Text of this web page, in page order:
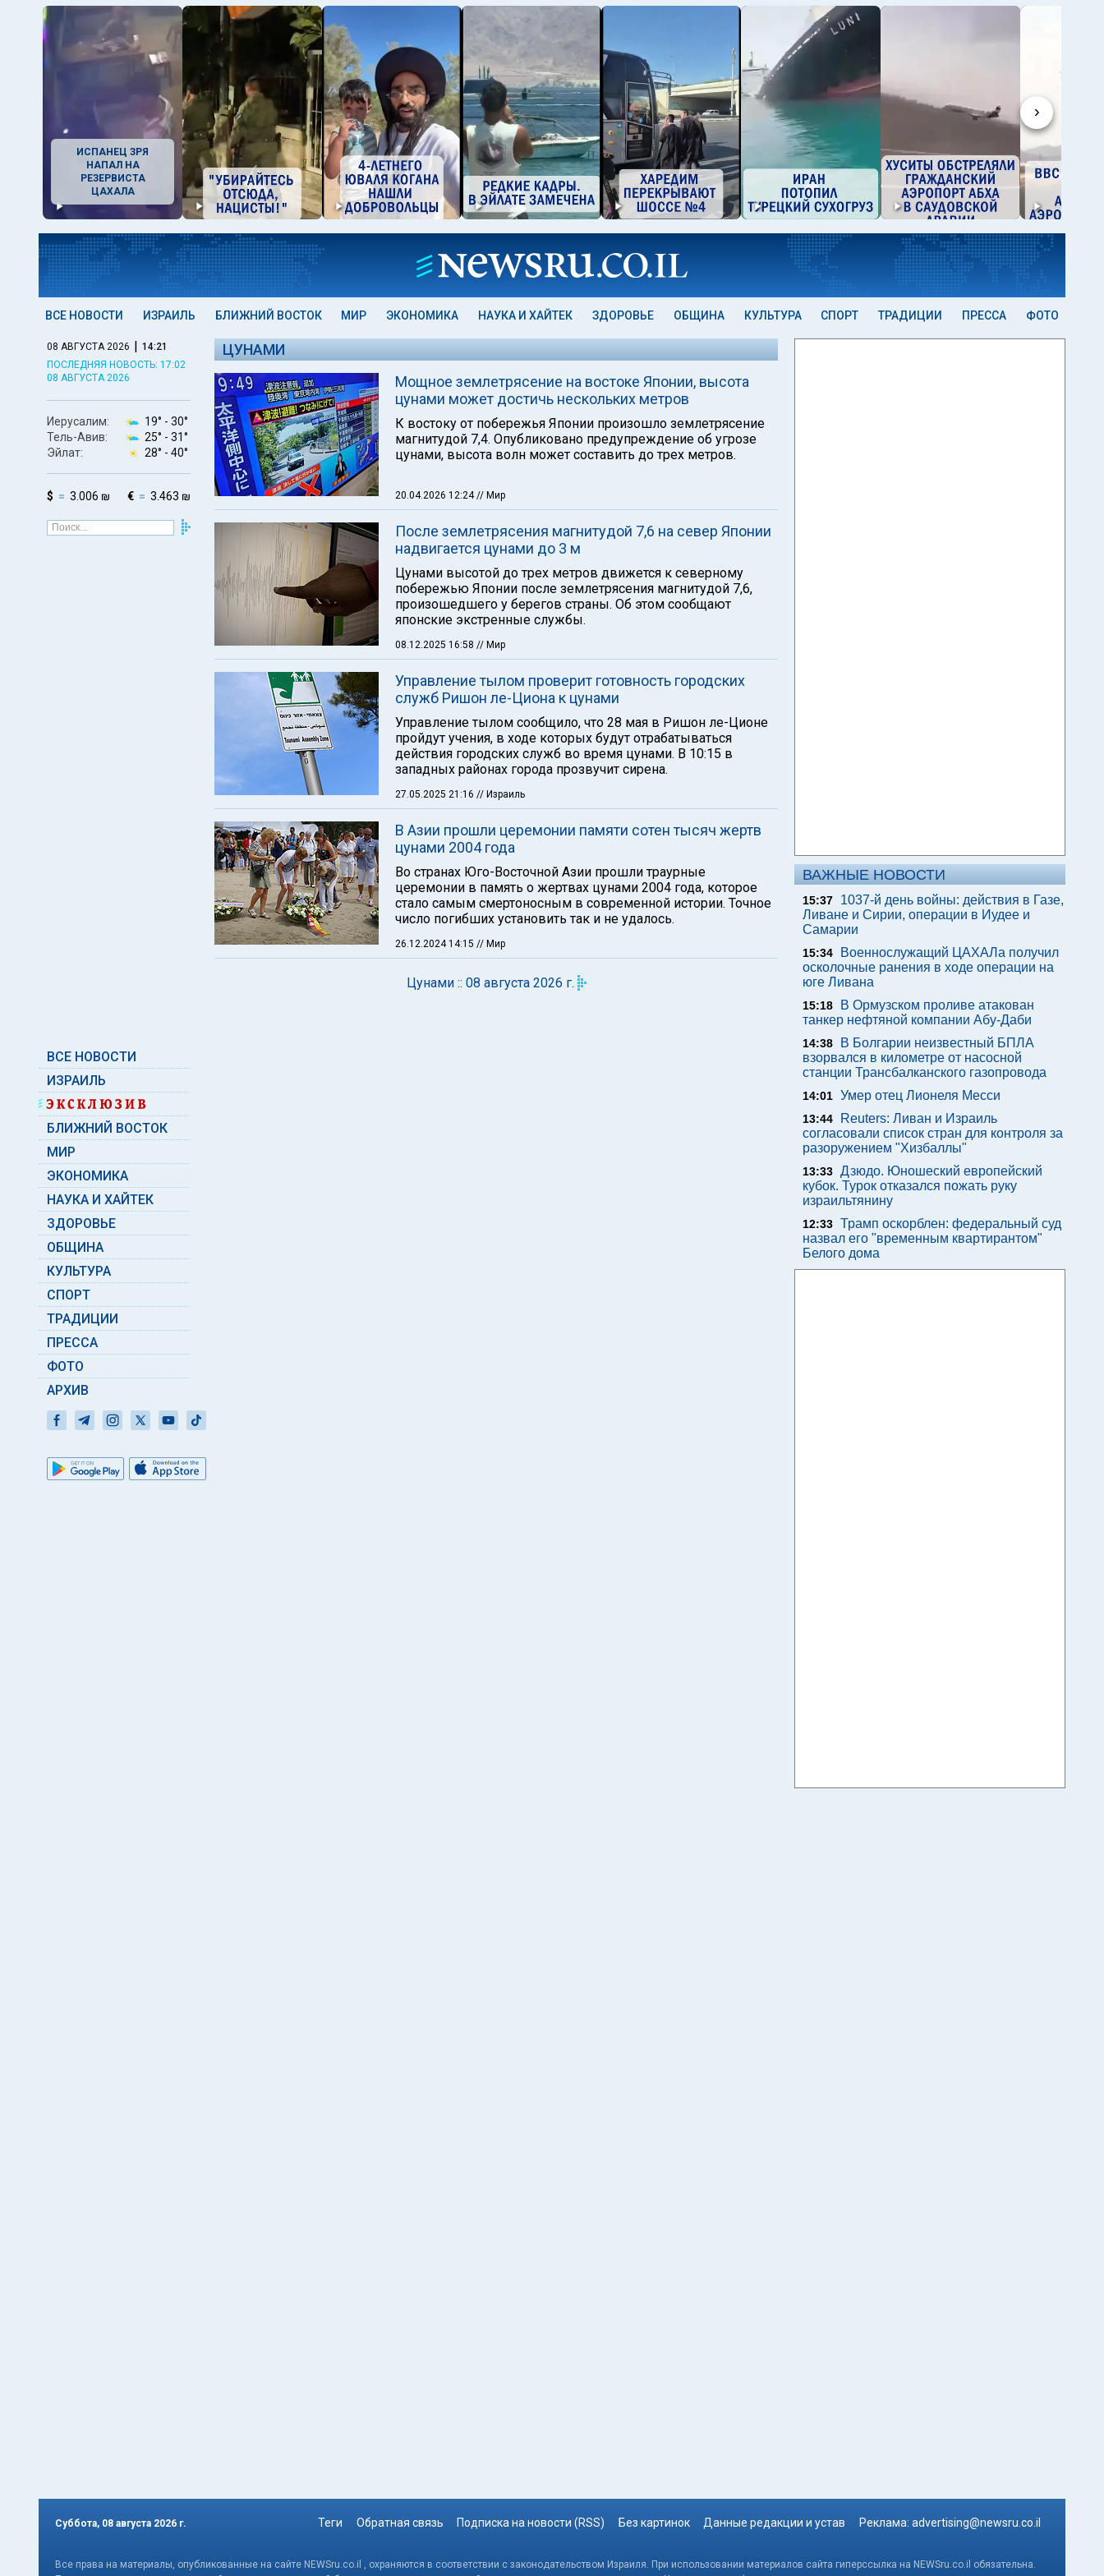
›
ИСПАНЕЦ ЗРЯ
НАПАЛ НА
РЕЗЕРВИСТА
ЦАХАЛА
ВСЕ НОВОСТИ ИЗРАИЛЬ БЛИЖНИЙ ВОСТОК МИР ЭКОНОМИКА НАУКА И ХАЙТЕК ЗДОРОВЬЕ ОБЩИНА КУЛЬТУРА СПОРТ ТРАДИЦИИ ПРЕССА ФОТО
08 АВГУСТА 2026 | 14:21
ПОСЛЕДНЯЯ НОВОСТЬ: 17:02
08 АВГУСТА 2026
Иерусалим: 19° - 30°
Тель-Авив:
25° - 31°
Эйлат:
28° - 40°
$ 3.006 ₪ € 3.463 ₪
ВСЕ НОВОСТИ
ИЗРАИЛЬ
БЛИЖНИЙ ВОСТОК
МИР
ЭКОНОМИКА
НАУКА И ХАЙТЕК
ЗДОРОВЬЕ
ОБЩИНА
КУЛЬТУРА
СПОРТ
ТРАДИЦИИ
ПРЕССА
ФОТО
АРХИВ
ЦУНАМИ
Мощное землетрясение на востоке Японии, высота
цунами может достичь нескольких метров
К востоку от побережья Японии произошло землетрясение
магнитудой 7,4. Опубликовано предупреждение об угрозе
цунами, высота волн может составить до трех метров.
20.04.2026 12:24// Мир
После землетрясения магнитудой 7,6 на север Японии
надвигается цунами до 3 м
Цунами высотой до трех метров движется к северному
побережью Японии после землетрясения магнитудой 7,6,
произошедшего у берегов страны. Об этом сообщают
японские экстренные службы.
08.12.2025 16:58 // Мир
Управление тылом проверит готовность городских
служб Ришон ле-Циона к цунами
Управление тылом сообщило, что 28 мая в Ришон ле-Ционе
пройдут учения, в ходе которых будут отрабатываться
действия городских служб во время цунами. В 10:15 в
западных районах города прозвучит сирена.
27.05.2025 21:16 // Израиль
В Азии прошли церемонии памяти сотен тысяч жертв
цунами 2004 года
Во странах Юго-Восточной Азии прошли траурные
церемонии в память о жертвах цунами 2004 года, которое
стало самым смертоносным в современной истории. Точное
число погибших установить так и не удалось.
26.12.2024 14:15 // Мир
Цунами :: 08 августа 2026 г.
ВАЖНЫЕ НОВОСТИ
15:37
1037-й день войны: действия в Газе,
Ливане и Сирии, операции в Иудее и
Самарии
15:34
Военнослужащий ЦАХАЛа получил
осколочные ранения в ходе операции на
юге Ливана
15:18
В Ормузском проливе атакован
танкер нефтяной компании Абу-Даби
14:38
В Болгарии неизвестный БПЛА
взорвался в километре от насосной
станции Трансбалканского газопровода
14:01 Умер отец Лионеля Месси
13:44
Reuters: Ливан и Израиль
согласовали список стран для контроля за
разоружением "Хизбаллы"
13:33 Дзюдо. Юношеский европейский
кубок. Турок отказался пожать руку
израильтянину
12:33 Трамп оскорблен: федеральный суд
назвал его "временным квартирантом"
Белого дома
Суббота, 08 августа 2026 г. Теги Обратная связь Подписка на новости (RSS) Без картинок Данные редакции и устав Реклама: advertising@newsru.co.il
Все права на материалы, опубликованные на сайте NEWSru.co.il , охраняются в соответствии с законодательством Израиля. При использовании материалов сайта гиперссылка на NEWSru.co.il обязательна.